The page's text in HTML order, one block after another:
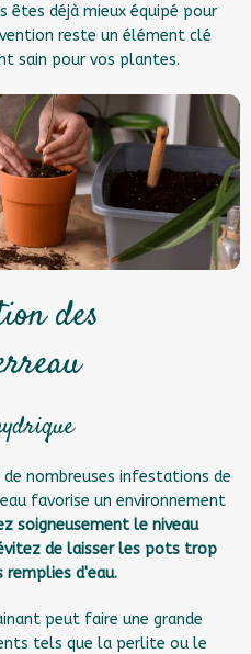
êtes déjà mieux équipé pour
reste un élément clé
sain pour vos plantes.
des
nombreuses infestations de
favorise un environnement
soigneusement le niveau
de laisser les pots trop
remplies d'eau.
peut faire une grande
tels que la perlite ou le